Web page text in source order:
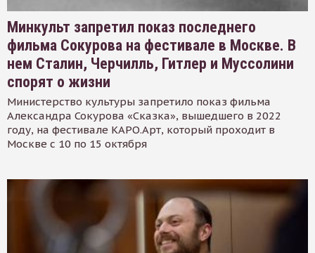
Минкульт запретил показ последнего
фильма Сокурова на фестивале в Москве. В
нем Сталин, Черчилль, Гитлер и Муссолини
спорят о жизни
Министерство культуры запретило показ фильма
Александра Сокурова «Сказка», вышедшего в 2022
году, на фестивале КАРО.Арт, который проходит в
Москве с 10 по 15 октября